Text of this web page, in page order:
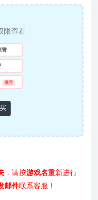
限查看
骨
推荐
，请按游戏名重新进行
邮件联系客服！